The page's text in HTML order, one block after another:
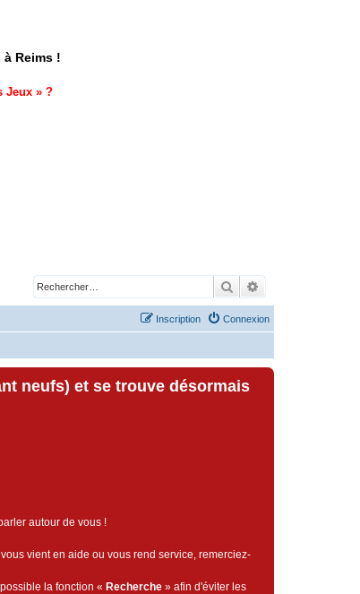
Reims !
Jeux » ?
Rechercher
Connexion
Inscription
neufs) et se trouve désormais
autour de vous !
vient en aide ou vous rend service, remerciez-
la fonction « Recherche » afin d'éviter les